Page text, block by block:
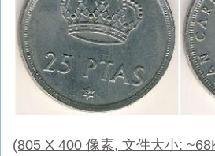
(805 X 400 像素, 文件大小: